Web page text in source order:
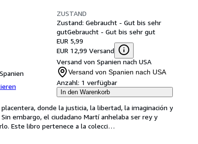
ZUSTAND
Zustand: Gebraucht - Gut bis sehr
gutGebraucht - Gut bis sehr gut
EUR 5,99
EUR 12,99 Versand
Versand von Spanien nach USA
Versand von Spanien nach USA
Anzahl: 1 verfügbar
In den Warenkorb
donde la justicia, la libertad, la imaginación y
embargo, el ciudadano Martí anhelaba ser rey y
Este libro pertenece a la colecci…